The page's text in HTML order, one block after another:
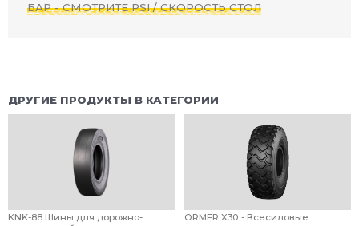
БАР - СМОТРИТЕ PSI / СКОРОСТЬ СТОЛ
ДРУГИЕ ПРОДУКТЫ В КАТЕГОРИИ
KNK-88 Шины для дорожно-
ORMER X30 - Всесиловые